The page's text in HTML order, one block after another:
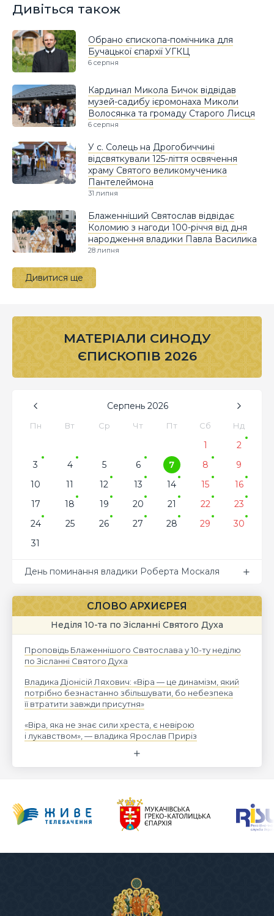
Дивіться також
Обрано єпископа-помічника для
Бучацької єпархії УГКЦ
6 серпня
Кардинал Микола Бичок відвідав
музей-садибу ієромонаха Миколи
Волосянка та громаду Старого Лисця
6 серпня
У с. Солець на Дрогобиччині
відсвяткували 125-ліття освячення
храму Святого великомученика
Пантелеймона
31 липня
Блаженніший Святослав відвідає
Коломию з нагоди 100-річчя від дня
народження владики Павла Василика
28 липня
Дивитися ще
МАТЕРІАЛИ СИНОДУ
ЄПИСКОПІВ 2026
Серпень 2026
Пн Вт Ср Чт Пт Сб Нд
1
2
3
4 5 6 7 8
9
10
11 12 13 14 15
16
17
18 19 20 21 22
23
24
25 26 27 28 29
30
31
День поминання владики Роберта Москаля
СЛОВО АРХИЄРЕЯ
Неділя 10-та по Зісланні Святого Духа
Проповідь Блаженнішого Святослава у 10-ту неділю
по Зісланні Святого Духа
Владика Діонісій Ляхович: «Віра — це динамізм, який
потрібно безнастанно збільшувати, бо небезпека
її втратити завжди присутня»
«Віра, яка не знає сили хреста, є невірою
і лукавством», — владика Ярослав Приріз